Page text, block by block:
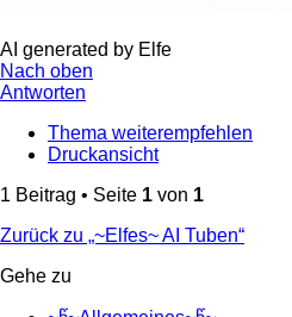
AI generated by Elfe
Nach oben
Antworten
Thema weiterempfehlen
Druckansicht
1 Beitrag • Seite 1 von 1
Zurück zu „~Elfes~ AI Tuben“
Gehe zu